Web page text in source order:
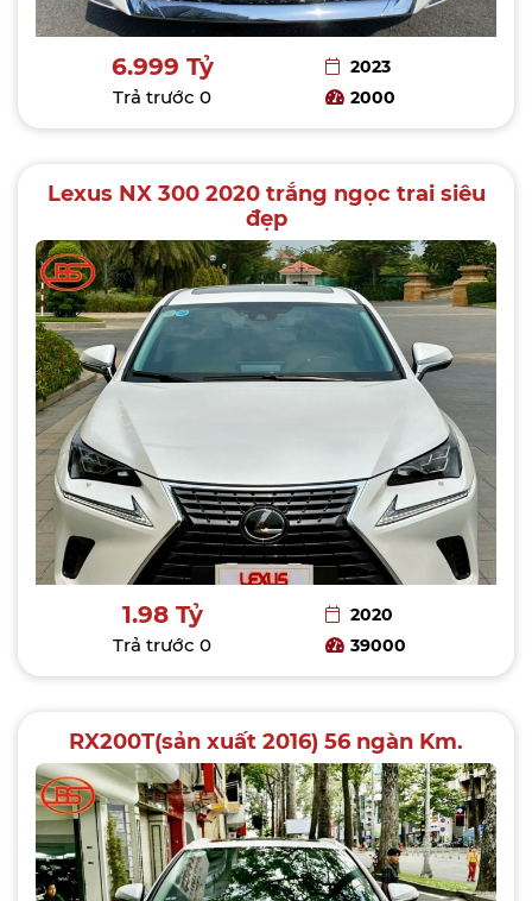
6.999 Tỷ
Trả trước0
2023
2000
Lexus NX 300 2020 trắng ngọc trai siêu
đẹp
1.98 Tỷ
Trả trước0
2020
39000
RX200T(sản xuất 2016) 56 ngàn Km.